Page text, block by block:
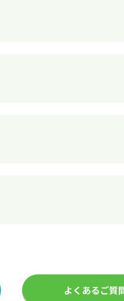
よくあるご質